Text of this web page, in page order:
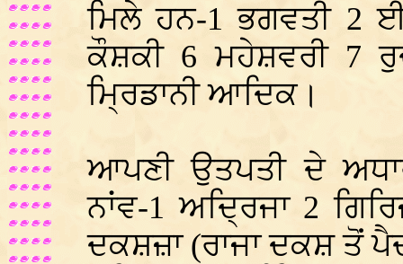
ਮਿਲੇ ਹਨ-1 ਭਗਵਤੀ 2
ਕੌਸ਼ਕੀ 6 ਮਹੇਸ਼ਵਰੀ 7
ਮ੍ਰਿਡਾਨੀ ਆਦਿਕ।
ਆਪਣੀ ਉਤਪਤੀ ਦੇ
ਨਾਂਵ-1 ਅਦ੍ਰਿਜਾ 2
ਦਕਸ਼ਜ਼ਾ (ਰਾਜਾ ਦਕਸ਼ ਤੋਂ